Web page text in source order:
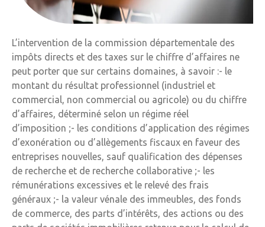
L’intervention de la commission départementale des
impôts directs et des taxes sur le chiffre d’affaires ne
peut porter que sur certains domaines, à savoir :- le
montant du résultat professionnel (industriel et
commercial, non commercial ou agricole) ou du chiffre
d’affaires, déterminé selon un régime réel
d’imposition ;- les conditions d’application des régimes
d’exonération ou d’allègements fiscaux en faveur des
entreprises nouvelles, sauf qualification des dépenses
de recherche et de recherche collaborative ;- les
rémunérations excessives et le relevé des frais
généraux ;- la valeur vénale des immeubles, des fonds
de commerce, des parts d’intérêts, des actions ou des